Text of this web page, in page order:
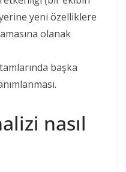
yeni özelliklere
olanak
başka
nasıl